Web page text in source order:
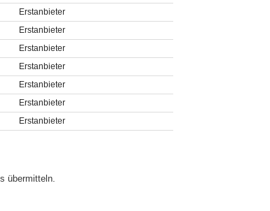
Erstanbieter
Erstanbieter
Erstanbieter
Erstanbieter
Erstanbieter
Erstanbieter
Erstanbieter
übermitteln.